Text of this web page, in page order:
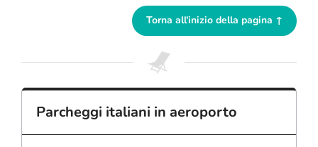
Torna all'inizio della pagina ↑
Parcheggi italiani in aeroporto